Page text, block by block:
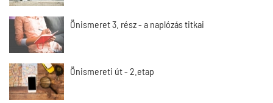
Önismeret 3. rész - a naplózás titkai
Önismereti út - 2.etap